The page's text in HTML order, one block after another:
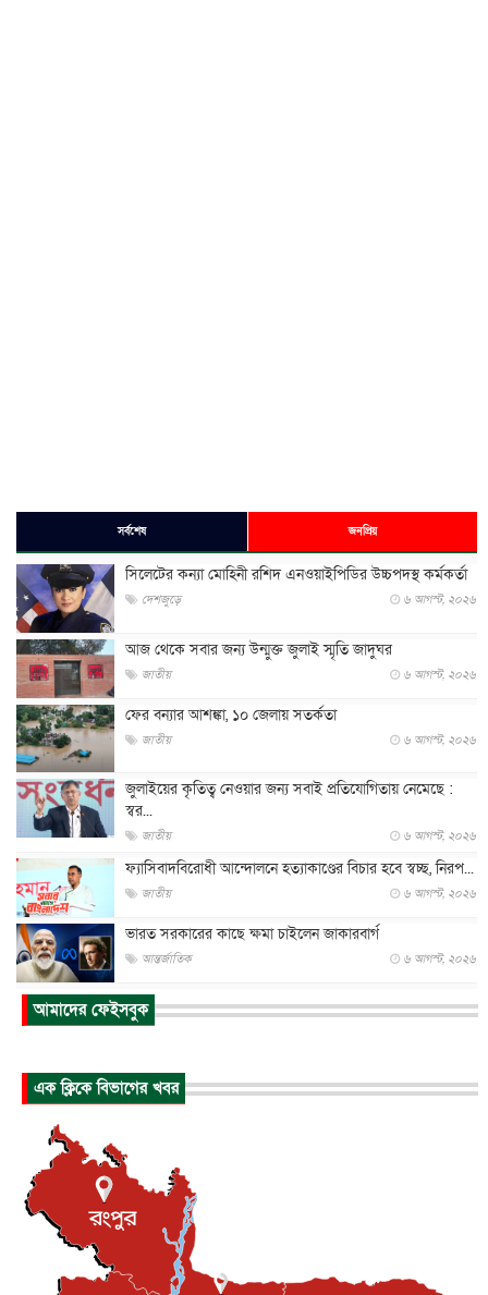
সর্বশেষ জনপ্রিয়
সিলেটের কন্যা মোহিনী রশিদ এনওয়াইপিডির উচ্চপদস্থ কর্মকর্তা
দেশজুড়ে ৬ আগস্ট, ২০২৬
আজ থেকে সবার জন্য উন্মুক্ত জুলাই স্মৃতি জাদুঘর
জাতীয় ৬ আগস্ট, ২০২৬
ফের বন্যার আশঙ্কা, ১০ জেলায় সতর্কতা
জাতীয় ৬ আগস্ট, ২০২৬
জুলাইয়ের কৃতিত্ব নেওয়ার জন্য সবাই প্রতিযোগিতায় নেমেছে :
স্বর...
জাতীয় ৬ আগস্ট, ২০২৬
ফ্যাসিবাদবিরোধী আন্দোলনে হত্যাকাণ্ডের বিচার হবে স্বচ্ছ, নিরপ...
জাতীয় ৬ আগস্ট, ২০২৬
ভারত সরকারের কাছে ক্ষমা চাইলেন জাকারবার্গ
আন্তর্জাতিক ৬ আগস্ট, ২০২৬
আকাশে ট্রাম্পের হেলিকপ্টার ও যাত্রীবাহী বিমান মুখোমুখি, তদন্...
আন্তর্জাতিক
আন্তর্জাতিক ৬ আগস্ট, ২০২৬
টি-টোয়েন্টি ইতিহাসের সর্বোচ্চ রানের মালিক এখন জস বাটলার
বস্তিতে কেটেছে শৈশব, আজ মুম্বাইয়ে দুই বাড়ির মালিক
বিনোদন ৬ আগস্ট, ২০২৬
আমাদের ফেইসবুক
এক ক্লিকে বিভাগের খবর